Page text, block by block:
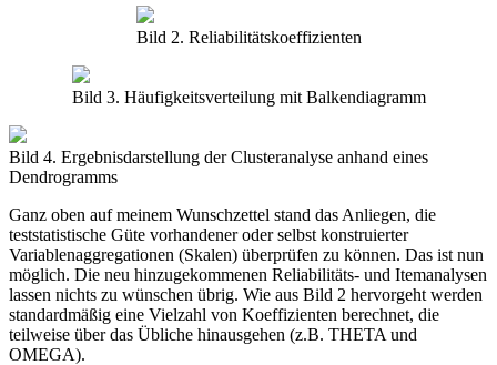
Bild 2. Reliabilitätskoeffizienten
Bild 3. Häufigkeitsverteilung mit Balkendiagramm
Bild 4. Ergebnisdarstellung der Clusteranalyse anhand eines
Dendrogramms
Ganz oben auf meinem Wunschzettel stand das Anliegen, die
teststatistische Güte vorhandener oder selbst konstruierter
Variablenaggregationen (Skalen) überprüfen zu können. Das ist nun
möglich. Die neu hinzugekommenen Reliabilitäts- und Itemanalysen
lassen nichts zu wünschen übrig. Wie aus Bild 2 hervorgeht werden
standardmäßig eine Vielzahl von Koeffizienten berechnet, die
teilweise über das Übliche hinausgehen (z.B. THETA und
OMEGA).